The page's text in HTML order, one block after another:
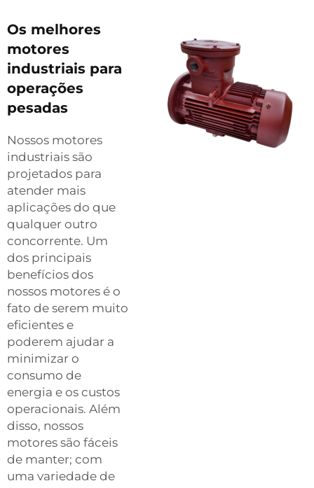
Os melhores
motores
industriais para
operações
pesadas
Nossos motores
industriais são
projetados para
atender mais
aplicações do que
qualquer outro
concorrente. Um
dos principais
benefícios dos
nossos motores é o
fato de serem muito
eficientes e
poderem ajudar a
minimizar o
consumo de
energia e os custos
operacionais. Além
disso, nossos
motores são fáceis
de manter; com
uma variedade de